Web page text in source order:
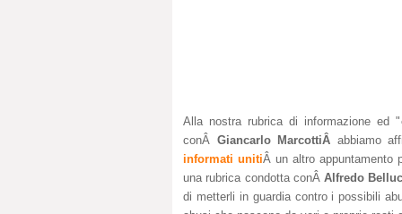
Alla nostra rubrica di informazione ed "
conÂ Giancarlo MarcottiÂ abbiamo
informati unitiÂ un altro appuntamento
una rubrica condotta conÂ Alfredo
di metterli in guardia contro i possibili